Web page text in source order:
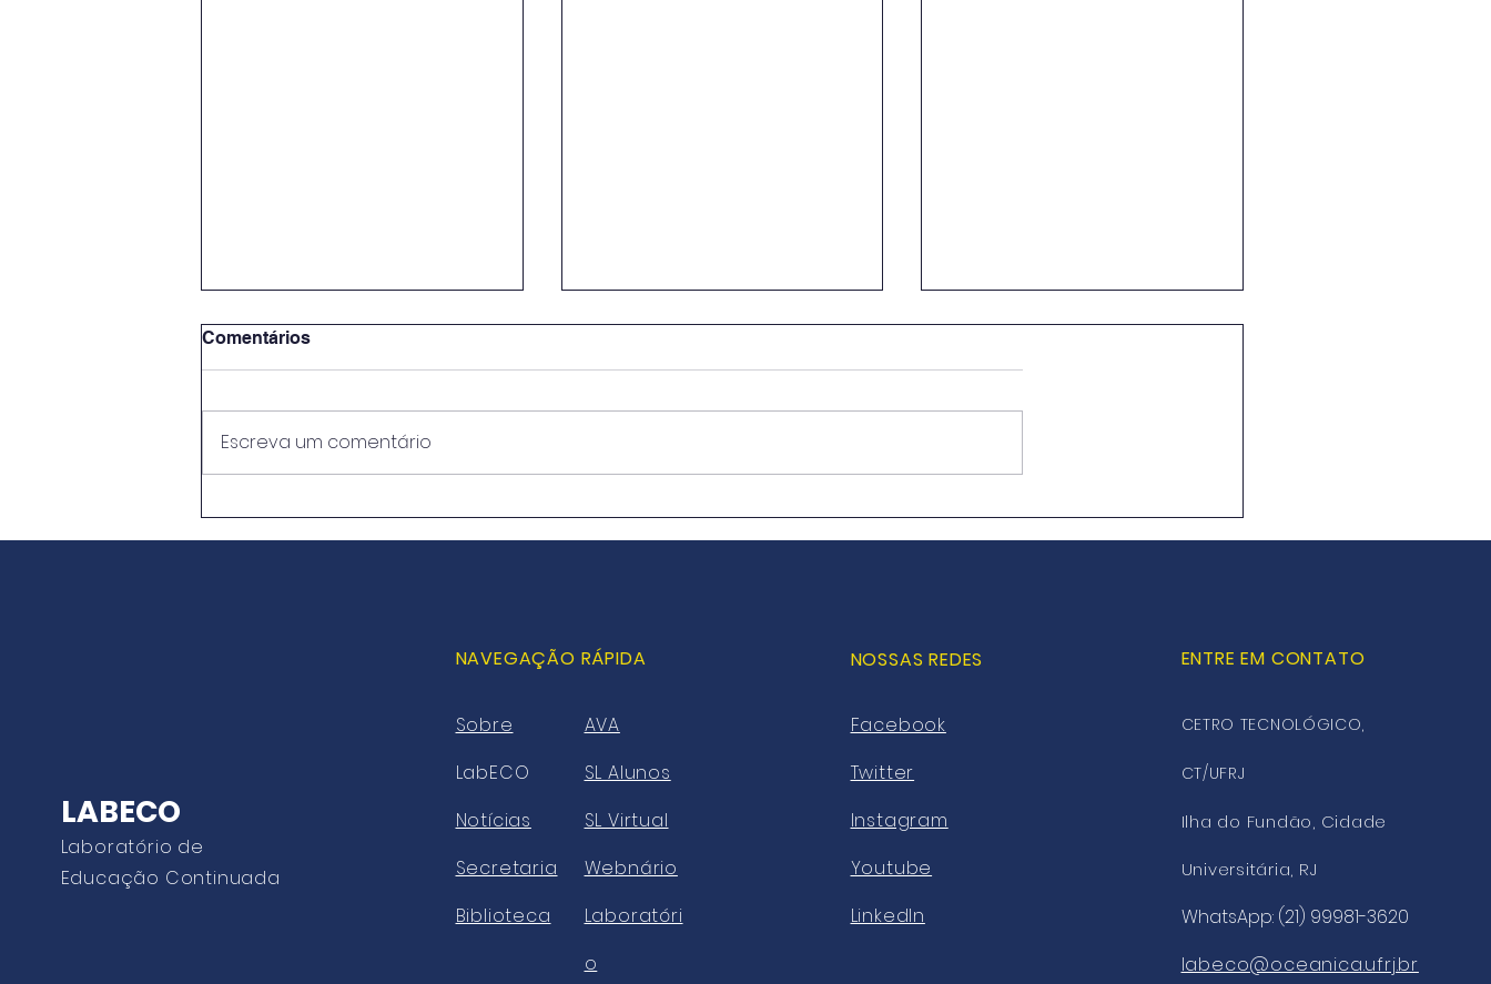
Comentários
Escreva um comentário
LABECO
Laboratório de
Educação Continuada
NAVEGAÇÃO RÁPIDA
Sobre
LabECO
Notícias
Secretaria
Biblioteca
AVA
SL Alunos
SL Virtual
Webnário
Laboratóri
o
NOSSAS REDES
Facebook
Twitter
Instagram
Youtube
LinkedIn
ENTRE EM CONTATO
CETRO TECNOLÓGICO,
CT/UFRJ
Ilha do Fundão, Cidade
Universitária, RJ
WhatsApp: (21) 99981-3620
labeco@oceanica.ufrj.br